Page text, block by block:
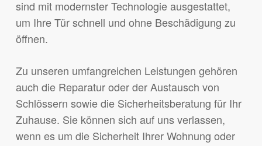
sind mit modernster Technologie ausgestattet,
um Ihre Tür schnell und ohne Beschädigung zu
öffnen.
Zu unseren umfangreichen Leistungen gehören
auch die Reparatur oder der Austausch von
Schlössern sowie die Sicherheitsberatung für Ihr
Zuhause. Sie können sich auf uns verlassen,
wenn es um die Sicherheit Ihrer Wohnung oder